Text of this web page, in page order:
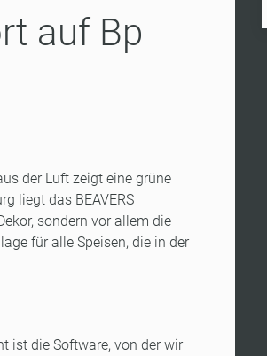
auf Bp
der Luft zeigt eine grüne
liegt das BEAVERS
sondern vor allem die
für alle Speisen, die in der
ist die Software, von der wir